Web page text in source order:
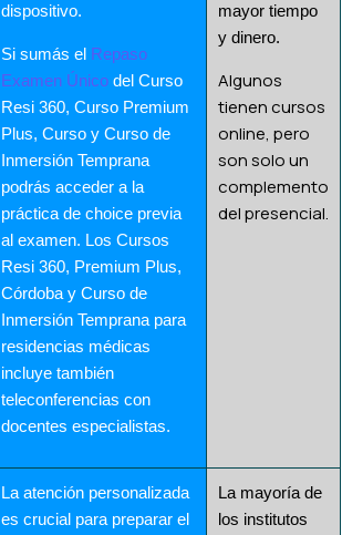
dispositivo.
Si sumás el Repaso
Examen Único del Curso
Resi 360, Curso Premium
Plus, Curso y Curso de
Inmersión Temprana
podrás acceder a la
práctica de choice previa
al examen. Los Cursos
Resi 360, Premium Plus,
Córdoba y Curso de
Inmersión Temprana para
residencias médicas
incluye también
teleconferencias con
docentes especialistas.
mayor tiempo
y dinero.
Algunos
tienen cursos
online, pero
son solo un
complemento
del presencial.
La atención personalizada
es crucial para preparar el
La mayoría de
los institutos